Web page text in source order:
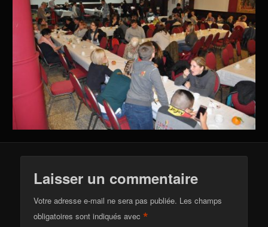
Laisser un commentaire
Votre adresse e-mail ne sera pas publiée. Les champs
obligatoires sont indiqués avec*